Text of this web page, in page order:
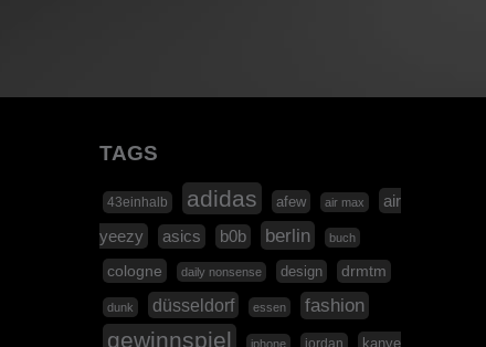
TAGS
43einhalb adidas afew air max
air
yeezy
asics b0b berlin buch
cologne daily nonsense design drmtm
dunk düsseldorf essen fashion
gewinnspiel iphone jordan kanye